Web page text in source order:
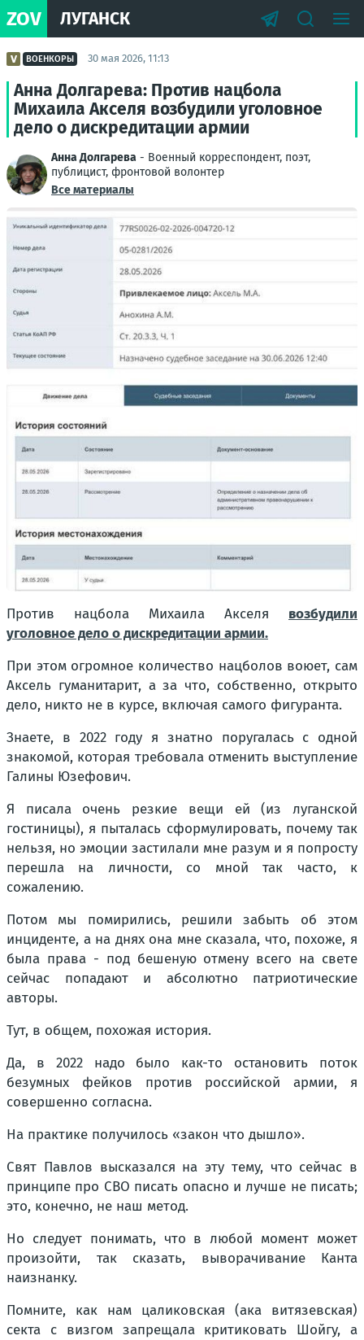
ZOV ЛУГАНСК
ВОЕНКОРЫ 30 мая 2026, 11:13
Анна Долгарева: Против нацбола
Михаила Акселя возбудили уголовное
дело о дискредитации армии
Анна Долгарева - Военный корреспондент, поэт,
публицист, фронтовой волонтер
Все материалы
Против нацбола Михаила Акселя возбудили
уголовное дело о дискредитации армии.
При этом огромное количество нацболов воюет, сам
Аксель гуманитарит, а за что, собственно, открыто
дело, никто не в курсе, включая самого фигуранта.
Знаете, в 2022 году я знатно поругалась с одной
знакомой, которая требовала отменить выступление
Галины Юзефович.
Я писала очень резкие вещи ей (из луганской
гостиницы), я пыталась сформулировать, почему так
нельзя, но эмоции застилали мне разум и я попросту
перешла на личности, со мной так часто, к
сожалению.
Потом мы помирились, решили забыть об этом
инциденте, а на днях она мне сказала, что, похоже, я
была права - под бешеную отмену всего на свете
сейчас попадают и абсолютно патриотические
авторы.
Тут, в общем, похожая история.
Да, в 2022 надо было как-то остановить поток
безумных фейков против российской армии, я
совершенно согласна.
На практике получилось «закон что дышло».
Свят Павлов высказался на эту тему, что сейчас в
принципе про СВО писать опасно и лучше не писать;
это, конечно, не наш метод.
Но следует понимать, что в любой момент может
произойти, так сказать, выворачивание Канта
наизнанку.
Помните, как нам цаликовская (ака витязевская)
секта с визгом запрещала критиковать Шойгу, а